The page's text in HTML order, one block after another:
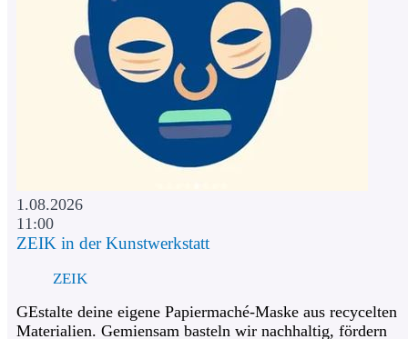
1.08.2026
11:00
ZEIK in der Kunstwerkstatt
ZEIK
GEstalte deine eigene Papiermaché-Maske aus recycelten
Materialien. Gemiensam basteln wir nachhaltig, fördern